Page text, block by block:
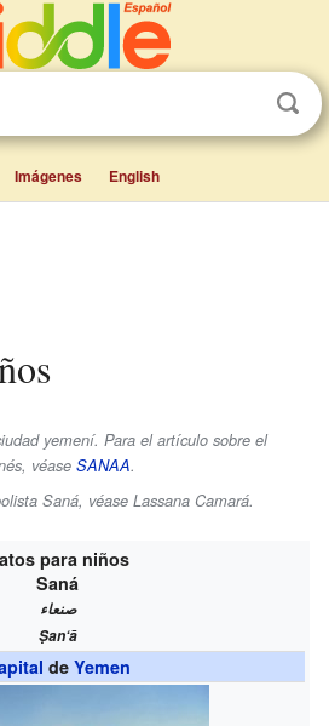
Imágenes English
yemení. Para el artículo sobre el
véase SANAA.
Saná, véase Lassana Camará.
para niños
Saná
صنعاء
Ṣan‘ā
de Yemen